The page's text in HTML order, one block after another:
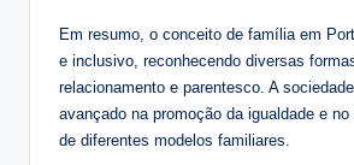
Em resumo, o conceito de família em
e inclusivo, reconhecendo diversas
relacionamento e parentesco. A
avançado na promoção da igualdade e
de diferentes modelos familiares.